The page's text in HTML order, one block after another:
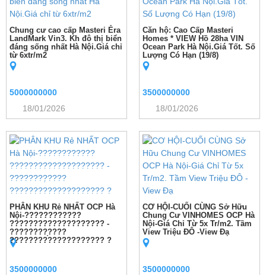
Chung cư cao cấp Masteri Ẻra
LandMark Vin3. Kh đô thị biển
đáng sống nhất Hà Nội.Giá chỉ
từ 6xtr/m2
5000000000
18/01/2026
Căn hộ: Cao Cấp Masteri
Homes * VIEW Hồ 28ha VIN
Ocean Park Hà Nội.Giá Tốt. Số
Lượng Có Hạn (19/8)
3500000000
18/01/2026
PHÂN KHU Rẻ NHẤT OCP Hà
Nội-????????????
???????????????????? -
????????̣????
???????????????????? ?
3500000000
CƠ HỘI-CUỐI CÙNG Sở Hữu
Chung Cư VINHOMES OCP Hà
Nội-Giá Chỉ Từ 5x Tr/m2. Tầm
View Triệu ĐÔ -View Đạ
3500000000